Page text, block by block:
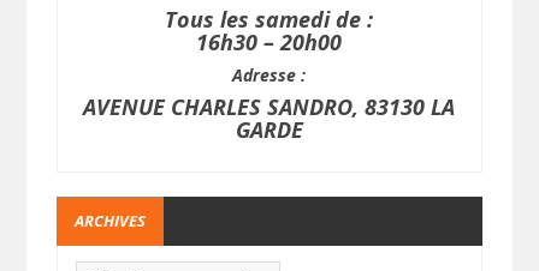
Tous les samedi de :
16h30 – 20h00
Adresse :
AVENUE CHARLES SANDRO, 83130 LA
GARDE
ARCHIVES